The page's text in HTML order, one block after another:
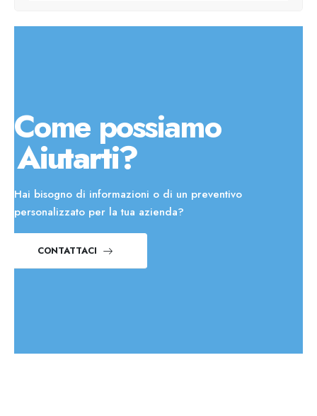
Come possiamo
Aiutarti?
Hai bisogno di informazioni o di un preventivo
personalizzato per la tua azienda?
CONTATTACI